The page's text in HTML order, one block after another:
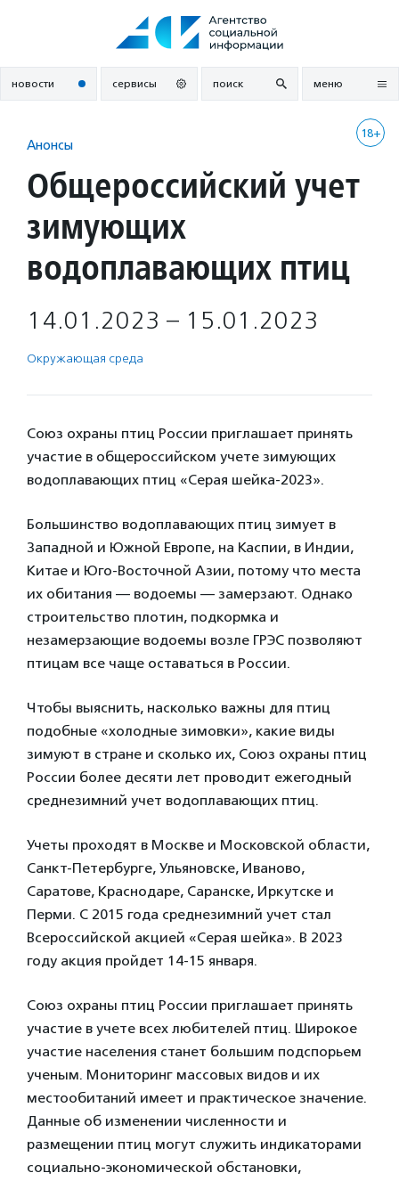
новости сервисы поиск меню
18+
Анонсы
Общероссийский учет
зимующих
водоплавающих птиц
14.01.2023 – 15.01.2023
Окружающая среда
Союз охраны птиц России приглашает принять
участие в общероссийском учете зимующих
водоплавающих птиц «Серая шейка-2023».
Большинство водоплавающих птиц зимует в
Западной и Южной Европе, на Каспии, в Индии,
Китае и Юго-Восточной Азии, потому что места
их обитания — водоемы — замерзают. Однако
строительство плотин, подкормка и
незамерзающие водоемы возле ГРЭС позволяют
птицам все чаще оставаться в России.
Чтобы выяснить, насколько важны для птиц
подобные «холодные зимовки», какие виды
зимуют в стране и сколько их, Союз охраны птиц
России более десяти лет проводит ежегодный
среднезимний учет водоплавающих птиц.
Учеты проходят в Москве и Московской области,
Санкт-Петербурге, Ульяновске, Иваново,
Саратове, Краснодаре, Саранске, Иркутске и
Перми. С 2015 года среднезимний учет стал
Всероссийской акцией «Серая шейка». В 2023
году акция пройдет 14-15 января.
Союз охраны птиц России приглашает принять
участие в учете всех любителей птиц. Широкое
участие населения станет большим подспорьем
ученым. Мониторинг массовых видов и их
местообитаний имеет и практическое значение.
Данные об изменении численности и
размещении птиц могут служить индикаторами
социально-экономической обстановки,